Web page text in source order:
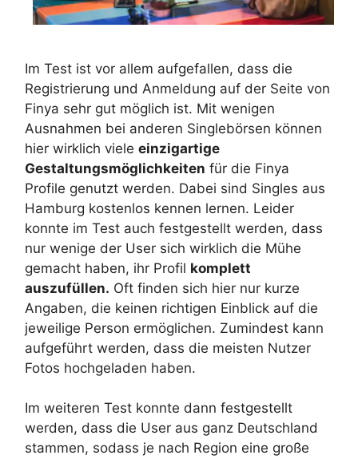
Im Test ist vor allem aufgefallen, dass die
Registrierung und Anmeldung auf der Seite von
Finya sehr gut möglich ist. Mit wenigen
Ausnahmen bei anderen Singlebörsen können
hier wirklich viele einzigartige
Gestaltungsmöglichkeiten für die Finya
Profile genutzt werden. Dabei sind Singles aus
Hamburg kostenlos kennen lernen. Leider
konnte im Test auch festgestellt werden, dass
nur wenige der User sich wirklich die Mühe
gemacht haben, ihr Profil komplett
auszufüllen. Oft finden sich hier nur kurze
Angaben, die keinen richtigen Einblick auf die
jeweilige Person ermöglichen. Zumindest kann
aufgeführt werden, dass die meisten Nutzer
Fotos hochgeladen haben.
Im weiteren Test konnte dann festgestellt
werden, dass die User aus ganz Deutschland
stammen, sodass je nach Region eine große